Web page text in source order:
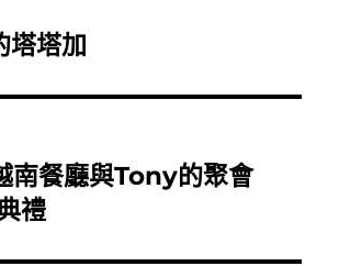
塔塔加
南餐廳與Tony的聚會
禮